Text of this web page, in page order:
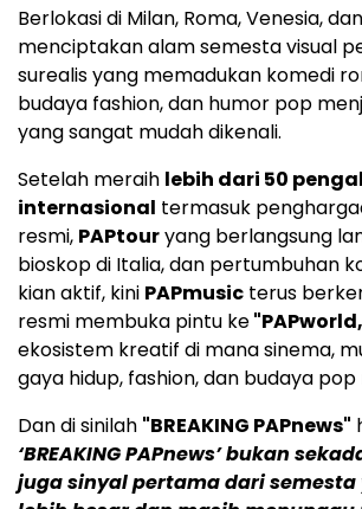
Berlokasi di Milan, Roma, Venesia,
menciptakan alam semesta visual
surealis yang memadukan komedi
budaya fashion, dan humor pop
yang sangat mudah dikenali.
Setelah meraih lebih dari 50
internasional termasuk
resmi, PAPtouryang berlangsung
bioskop di Italia, dan pertumbuhan
kian aktif, kini PAPmusic terus
resmi membuka pintu ke
ekosistem kreatif di mana sinema,
gaya hidup, fashion, dan budaya
Dan di sinilah "BREAKING PAPnews"
‘BREAKING PAPnews’ bukan
juga sinyal pertama dari semesta